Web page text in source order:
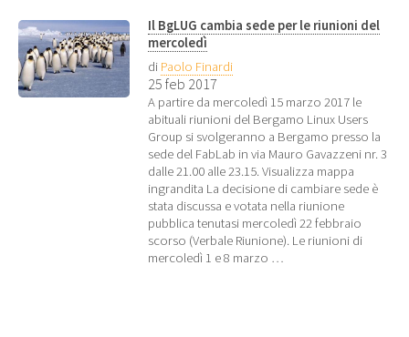
Il BgLUG cambia sede per le riunioni del
mercoledì
di Paolo Finardi
25 feb 2017
A partire da mercoledì 15 marzo 2017 le
abituali riunioni del Bergamo Linux Users
Group si svolgeranno a Bergamo presso la
sede del FabLab in via Mauro Gavazzeni nr. 3
dalle 21.00 alle 23.15. Visualizza mappa
ingrandita La decisione di cambiare sede è
stata discussa e votata nella riunione
pubblica tenutasi mercoledì 22 febbraio
scorso (Verbale Riunione). Le riunioni di
mercoledì 1 e 8 marzo …